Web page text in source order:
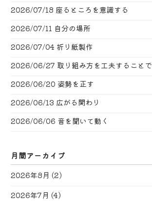
2026/07/18 座るところを意識する
2026/07/11 自分の場所
2026/07/04 折り紙製作
2026/06/27 取り組み方を工夫することで
2026/06/20 姿勢を正す
2026/06/13 広がる関わり
2026/06/06 音を聞いて動く
月間アーカイブ
2026年8月 (2)
2026年7月 (4)